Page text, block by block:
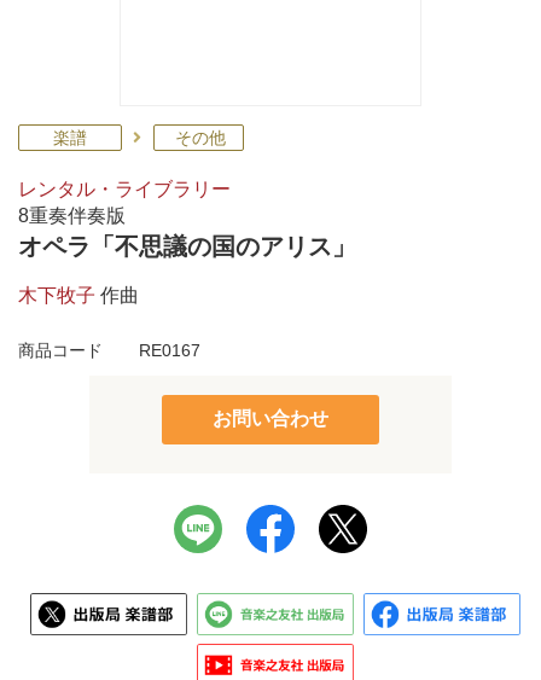
楽譜 その他
レンタル・ライブラリー
8重奏伴奏版
オペラ「不思議の国のアリス」
木下牧子 作曲
商品コード RE0167
お問い合わせ